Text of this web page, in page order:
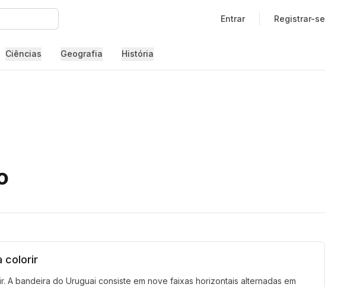
Entrar Registrar-se
Ciências Geografia História
colorir
A bandeira do Uruguai consiste em nove faixas horizontais alternadas em